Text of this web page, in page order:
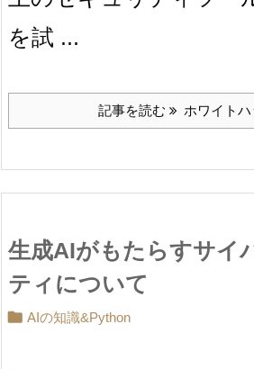
を試 ...
記事を読む ホワイトハ
生成AIがもたらすサイ
ティについて
 AIの知識&Python